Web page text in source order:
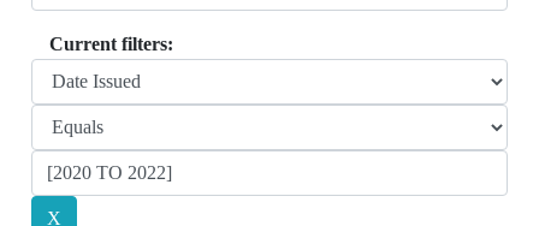
Current filters: